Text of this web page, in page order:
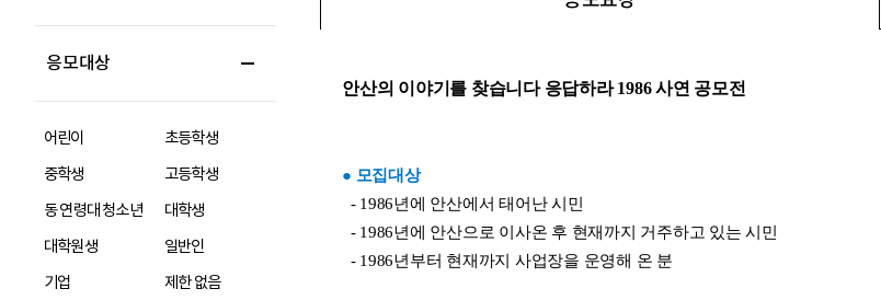
응모대상
어린이
초등학생
중학생
고등학생
동 연령대 청소년
대학생
대학원생
일반인
기업
제한 없음